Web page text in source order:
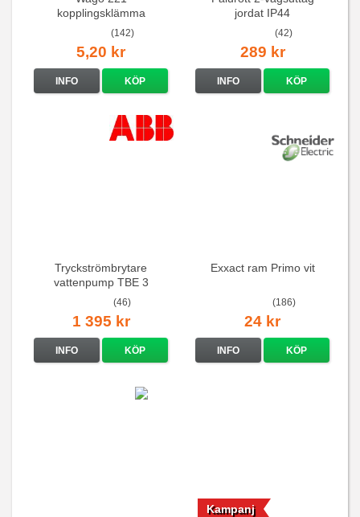
kopplingsklämma
(142)
5,20 kr
INFO KÖP
jordat IP44
(42)
289 kr
INFO KÖP
Tryckströmbrytare
vattenpump TBE 3
(46)
1 395 kr
INFO KÖP
Exxact ram Primo vit
(186)
24 kr
INFO KÖP
Kampanj